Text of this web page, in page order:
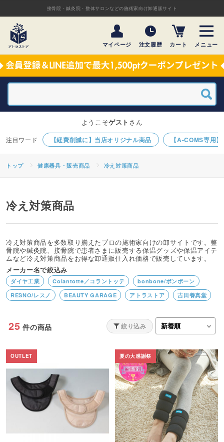
接骨院・鍼灸院・整体サロンなどの施術家向け卸通販サイト
マイページ 注文履歴 カート メニュー
【経費削減に】当店オリジナル商品 【A-COMS専用
ようこそゲスト さん
トップ 健康器具・販売商品 冷え対策商品
冷え対策商品
冷え対策商品を多数取り揃えたプロの施術家向けの卸サイトです。整
骨院や鍼灸院、接骨院で患者さまに販売する保温グッズや保温アイテ
ムなど冷え対策商品をお得な卸通販仕入れ価格で販売しています。
メーカー名で絞込み
ダイヤ工業 Colantotte／コラントッテ
bonbone/ボンボーン
RESNO/レスノ
BEAUTY GARAGE アトラストア 吉田養真堂
25 件の商品 絞り込み
OUTLET 夏の大感謝祭